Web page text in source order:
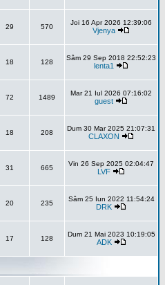
29 570
Joi 16 Apr 2026 12:39:06
Vjenya
18 128
Sâm 29 Sep 2018 22:52:23
lenta1
72 1489
Mar 21 Iul 2026 07:16:02
guest
18 208
Dum 30 Mar 2025 21:07:31
CLAXON
31 665
Vin 26 Sep 2025 02:04:47
LVF
20 235
Sâm 25 Iun 2022 11:54:24
DRK
17 128
Dum 21 Mai 2023 10:19:05
ADK